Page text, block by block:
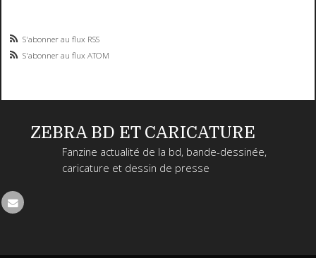
S'abonner au flux RSS
S'abonner au flux ATOM
ZEBRA BD ET CARICATURE
Fanzine actualité de la bd, bande-dessinée,
caricature et dessin de presse